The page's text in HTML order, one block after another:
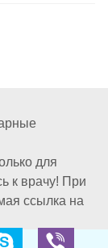
для
к врачу! При
ссылка на